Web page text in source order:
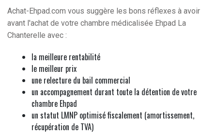
Achat-Ehpad.com vous suggère les bons réflexes à avoir
avant l'achat de votre chambre médicalisée Ehpad La
Chanterelle avec :
la meilleure rentabilité
le meilleur prix
une relecture du bail commercial
un accompagnement durant toute la détention de votre
chambre Ehpad
un statut LMNP optimisé fiscalement (amortissement,
récupération de TVA)